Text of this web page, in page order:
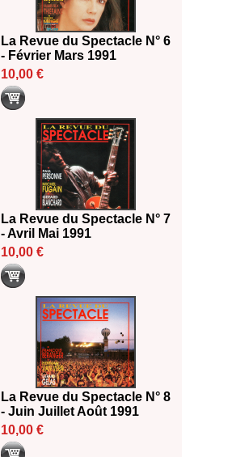
La Revue du Spectacle N° 6
- Février Mars 1991
10,00 €
La Revue du Spectacle N° 7
- Avril Mai 1991
10,00 €
La Revue du Spectacle N° 8
- Juin Juillet Août 1991
10,00 €